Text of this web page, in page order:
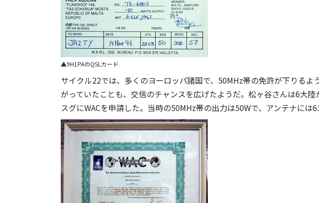
9H1PAのQSLカード
サイクル22では、多くのヨーロッパ諸国で、50MHz帯の免許が下りるよ
がっていたことも、交信のチャンスを広げたようだ。松ヶ谷さんは6大陸
スグにWACを申請した。当時の50MHz帯の出力は50Wで、アンテナには6